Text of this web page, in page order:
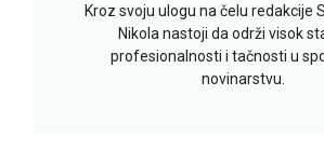
Kroz svoju ulogu na čelu redakcije
Nikola nastoji da održi visok
profesionalnosti i tačnosti u
novinarstvu.